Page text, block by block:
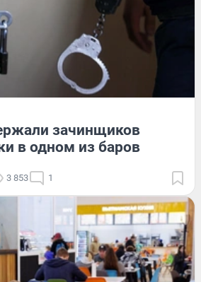
зачинщиков
в одном из баров
3 853 1